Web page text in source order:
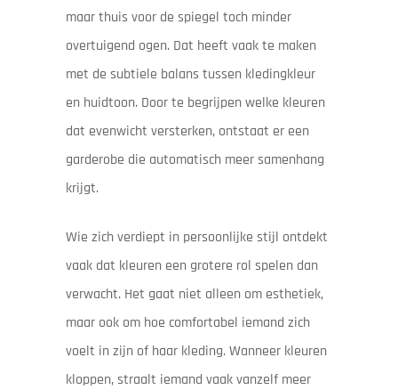
maar thuis voor de spiegel toch minder
overtuigend ogen. Dat heeft vaak te maken
met de subtiele balans tussen kledingkleur
en huidtoon. Door te begrijpen welke kleuren
dat evenwicht versterken, ontstaat er een
garderobe die automatisch meer samenhang
krijgt.
Wie zich verdiept in persoonlijke stijl ontdekt
vaak dat kleuren een grotere rol spelen dan
verwacht. Het gaat niet alleen om esthetiek,
maar ook om hoe comfortabel iemand zich
voelt in zijn of haar kleding. Wanneer kleuren
kloppen, straalt iemand vaak vanzelf meer